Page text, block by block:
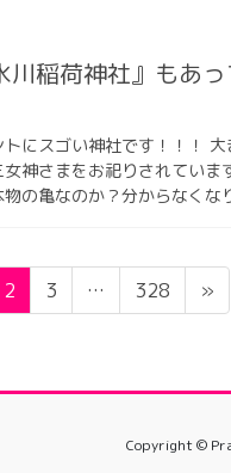
川稲荷神社』もあ
トにスゴい神社です！！！
神さまをお祀りされていま
物の亀なのか？分からなく
ペ
ー
2
ペ
ー
3 …
ペ
ー
328 »
Copyright ©